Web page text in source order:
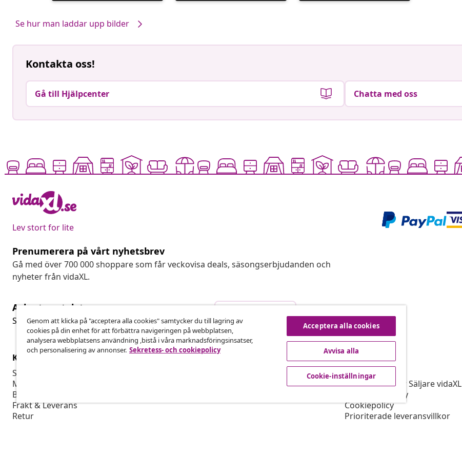
Se hur man laddar upp bilder
Kontakta oss!
Gå till Hjälpcenter Chatta med oss
Lev stort for lite
Prenumerera på vårt nyhetsbrev
Gå med över 700 000 shoppare som får veckovisa deals, säsongserbjudanden och
nyheter från vidaXL.
Avbryta avtalet
Skicka in en begäran om uttag för din beställning.
Avbryta avtalet
Kundservice
Spåra din beställning
Mitt konto
Betalning
Frakt & Leverans
Retur
Företag
vidaXL
Om vidaXL
Allmänna villkor Säljare vidaXL
Integritetspolicy
Cookiepolicy
Prioriterade leveransvillkor
Genom att klicka på "acceptera alla cookies" samtycker du till lagring av
cookies på din enhet för att förbättra navigeringen på webbplatsen,
analysera webbplatsens användning ,bistå i våra marknadsföringsinsatser,
och personalisering av annonser. Sekretess- och cookiepolicy
Acceptera alla cookies
Avvisa alla
Cookie-inställningar